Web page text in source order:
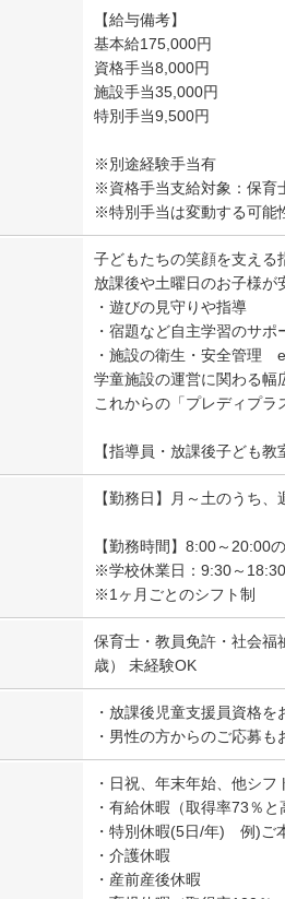
【給与備考】
基本給175,000円
資格手当8,000円
施設手当35,000円
特別手当9,500円
※別途経験手当有
※資格手当支給対象：保育
※特別手当は変動する可能
子どもたちの笑顔を支える
放課後や土曜日のお子様が
・遊びの見守りや指導
・宿題など自主学習のサポ
・施設の衛生・安全管理
学童施設の運営に関わる幅
これからの「プレディプ
【指導員・放課後子ども教
【勤務日】月～土のうち、
【勤務時間】8:00～20:00
※学校休業日：9:30～
※1ヶ月ごとのシフト制
保育士・教員免許・社会
歳） 未経験OK
・放課後児童支援員資格を
・男性の方からのご応募
・日祝、年末年始、他シフ
・有給休暇（取得率73％
・特別休暇(5日/年) 例)ご
・介護休暇
・産前産後休暇